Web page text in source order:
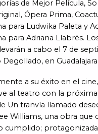
de Mejor Película,
Ópera Prima,
para Ludwika Paleta y
para Adriana Llabrés.
a cabo el 7 de
Degollado, en
a su éxito en el
al teatro con la
Un tranvía llamado
Williams, una obra que
cumplido;